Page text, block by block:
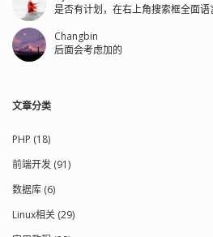
Changbin
后面会考虑加的
文章分类
PHP (18)
前端开发 (91)
数据库 (6)
Linux相关 (29)